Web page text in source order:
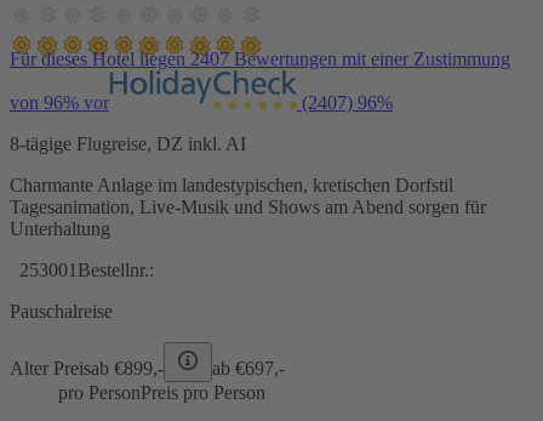
Für dieses Hotel liegen 2407 Bewertungen mit einer Zustimmung
von 96% vor (2407) 96%
8-tägige Flugreise, DZ inkl. AI
Charmante Anlage im landestypischen, kretischen Dorfstil
Tagesanimation, Live-Musik und Shows am Abend sorgen für
Unterhaltung
253001 Bestellnr.:
Pauschalreise
Alter Preisab €899,- ab €697,-
pro PersonPreis pro Person